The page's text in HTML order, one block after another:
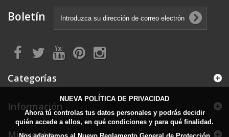
Boletín
Categorías
Información
Mi cuenta
NUEVA POLÍTICA DE PRIVACIDAD
Ahora tú controlas tus datos personales y podrás decidir
quién accede a ellos, en qué condiciones y para qué finalidad.